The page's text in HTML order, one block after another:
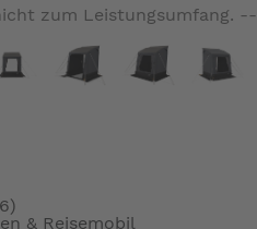
zum Leistungsumfang. --
& Reisemobil